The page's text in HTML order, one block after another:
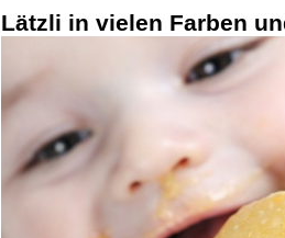
Lätzli in vielen Farben